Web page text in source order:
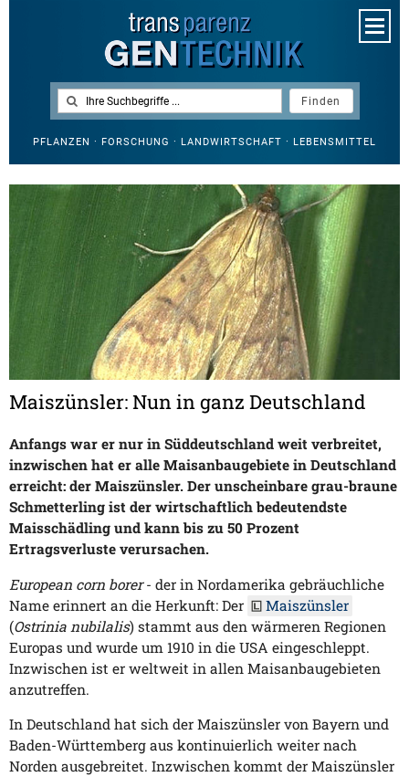
PFLANZEN · FORSCHUNG · LANDWIRTSCHAFT · LEBENSMITTEL
Maiszünsler: Nun in ganz Deutschland
Anfangs war er nur in Süddeutschland weit verbreitet,
inzwischen hat er alle Maisanbaugebiete in Deutschland
erreicht: der Maiszünsler. Der unscheinbare grau-braune
Schmetterling ist der wirtschaftlich bedeutendste
Maisschädling und kann bis zu 50 Prozent
Ertragsverluste verursachen.
European corn borer- der in Nordamerika gebräuchliche
Name erinnert an die Herkunft: Der
Maiszünsler
(Ostrinia nubilalis) stammt aus den wärmeren Regionen
Europas und wurde um 1910 in die USA eingeschleppt.
Inzwischen ist er weltweit in allen Maisanbaugebieten
anzutreffen.
In Deutschland hat sich der Maiszünsler von Bayern und
Baden-Württemberg aus kontinuierlich weiter nach
Norden ausgebreitet. Inzwischen kommt der Maiszünsler